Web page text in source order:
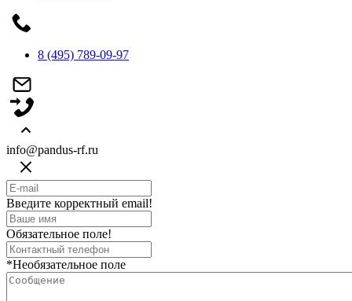
8 (495) 789-09-97
info@pandus-rf.ru
Введите корректный email!
Обязательное поле!
*Необязательное поле